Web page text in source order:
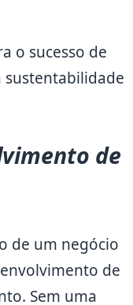
o sucesso de
sustentabilidade
de
de um negócio
de
Sem uma